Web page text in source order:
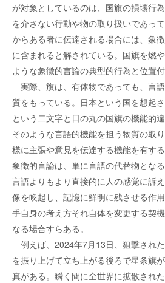
が対象としているのは、国旗の損壊行
を介さない行動や物の取り扱いであっ
からある者に伝達される場合には、象
に含まれると解されている。国旗を燃
ような象徴的言論の典型的行為と位置
実際、旗は、有体物であっても、言
質をもっている。日本という国を想起
という二文字と日の丸の国旗の機能的
そのような言語的機能を担う物質の取
様に主張や意見を伝達する機能を有す
象徴的言論は、単に言語の代替物とな
言語よりもより直接的に人の感覚に訴
像を喚起し、記憶に鮮明に残させる作
手自身の考え方それ自体を変更する契
なる場合すらある。
例えば、2024年7月13日、狙撃され
を振り上げて立ち上がる後ろで星条旗
真がある。瞬く間に全世界に拡散され